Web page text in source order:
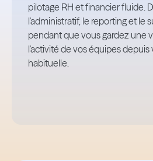
pilotage RH et financier fluide.
l'administratif, le reporting et le
pendant que vous gardez une
l'activité de vos équipes
habituelle.